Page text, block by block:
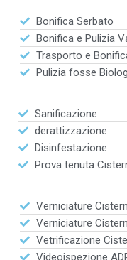
Bonifica Serbato
Bonifica e Pulizia
Trasporto e
Pulizia fosse
Sanificazione
derattizzazione
Disinfestazione
Prova tenuta
Verniciature
Verniciature
Vetrificazione
Videoispezione